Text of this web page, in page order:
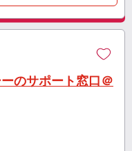
のサポート窓口＠